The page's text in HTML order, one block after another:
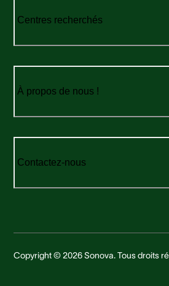
Centres recherchés
À propos de nous !
Contactez-nous
Copyright © 2026 Sonova. Tous droits